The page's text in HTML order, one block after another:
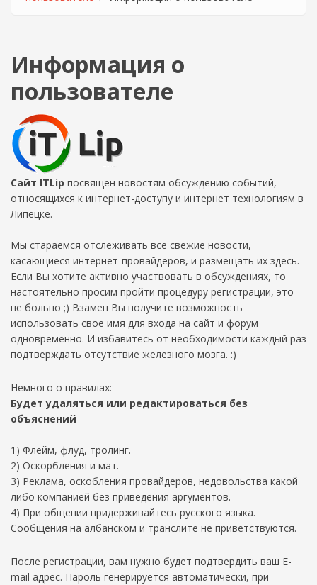
Информация о
пользователе
Сайт ITLip посвящен новостям обсуждению событий,
относящихся к интернет-доступу и интернет технологиям в
Липецке.
Мы стараемся отслеживать все свежие новости,
касающиеся интернет-провайдеров, и размещать их здесь.
Если Вы хотите активно участвовать в обсуждениях, то
настоятельно просим пройти процедуру регистрации, это
не больно ;) Взамен Вы получите возможность
использовать свое имя для входа на сайт и форум
одновременно. И избавитесь от необходимости каждый раз
подтверждать отсутствие железного мозга. :)
Немного о правилах:
Будет удаляться или редактироваться без
объяснений
1) Флейм, флуд, тролинг.
2) Оскорбления и мат.
3) Реклама, оскобления провайдеров, недовольства какой
либо компанией без приведения аргументов.
4) При общении придерживайтесь русского языка.
Сообщения на албанском и транслите не приветствуются.
После регистрации, вам нужно будет подтвердить ваш E-
mail адрес. Пароль генерируется автоматически, при